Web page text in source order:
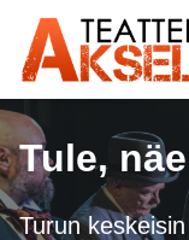
Tule,
Turun